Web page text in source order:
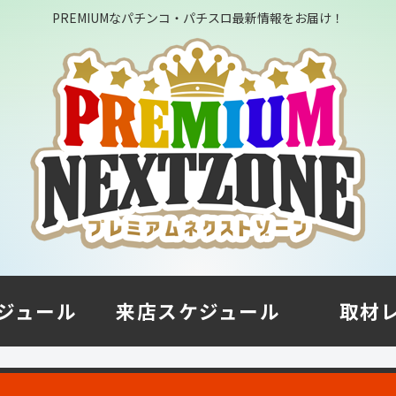
PREMIUMなパチンコ・パチスロ最新情報をお届け！
ュール 来店スケジュール 取材